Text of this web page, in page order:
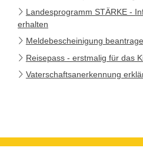
Landesprogramm STÄRKE -
erhalten
Meldebescheinigung
Reisepass - erstmalig für das
Vaterschaftsanerkennung